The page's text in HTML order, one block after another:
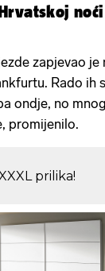
zapjevao je
Rado ih
ondje, no
promijenilo.